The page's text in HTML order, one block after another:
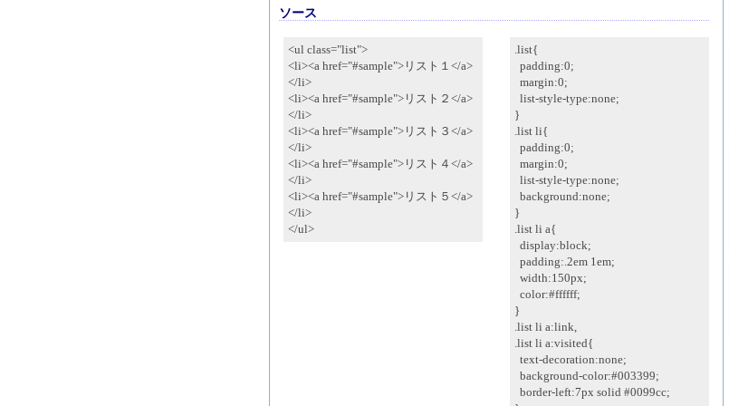
ソース
<ul class="list">
<li><a href="#sample">リスト１</a>
</li>
<li><a href="#sample">リスト２</a>
</li>
<li><a href="#sample">リスト３</a>
</li>
<li><a href="#sample">リスト４</a>
</li>
<li><a href="#sample">リスト５</a>
</li>
</ul>
.list{
padding:0;
margin:0;
list-style-type:none;
}
.list li{
padding:0;
margin:0;
list-style-type:none;
background:none;
}
.list li a{
display:block;
padding:.2em 1em;
width:150px;
color:#ffffff;
}
.list li a:link,
.list li a:visited{
text-decoration:none;
background-color:#003399;
border-left:7px solid #0099cc;